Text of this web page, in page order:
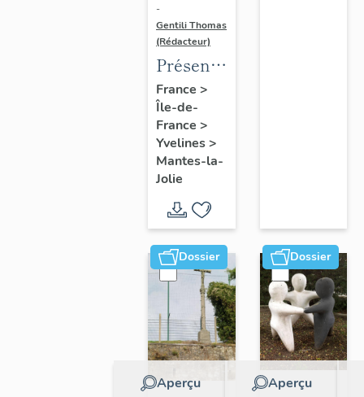
-
Gentili Thomas
(Rédacteur)
Présentation
de
l'étude
France >
Île-de-
France >
Yvelines>
Mantes-la-
Jolie
Dossier
Aperçu
Dossier
Aperçu